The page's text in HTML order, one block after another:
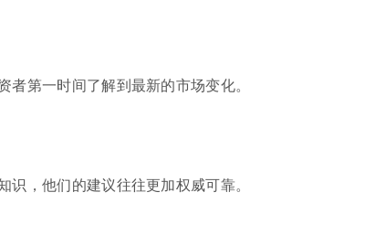
第一时间了解到最新的市场变化。
，他们的建议往往更加权威可靠。